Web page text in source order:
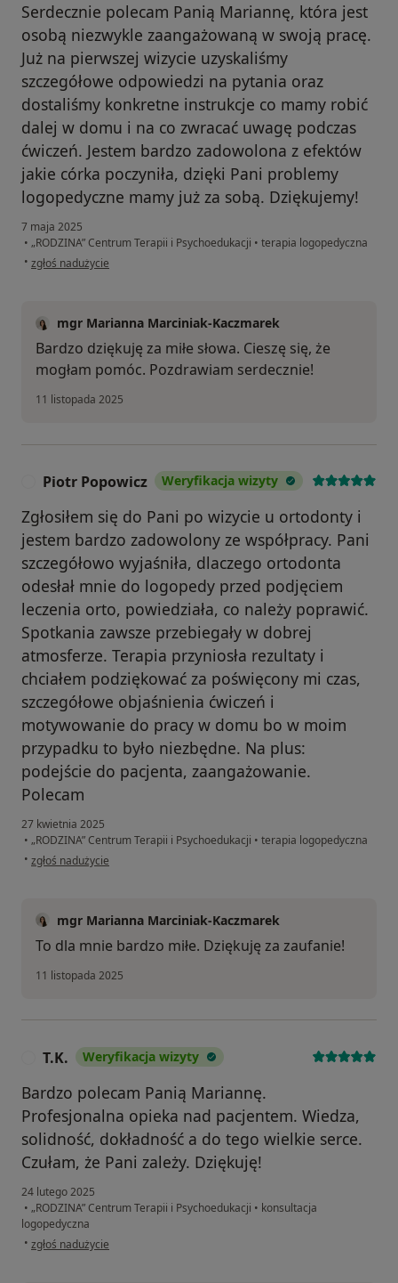
Serdecznie polecam Panią Mariannę, która jest
osobą niezwykle zaangażowaną w swoją pracę.
Już na pierwszej wizycie uzyskaliśmy
szczegółowe odpowiedzi na pytania oraz
dostaliśmy konkretne instrukcje co mamy robić
dalej w domu i na co zwracać uwagę podczas
ćwiczeń. Jestem bardzo zadowolona z efektów
jakie córka poczyniła, dzięki Pani problemy
logopedyczne mamy już za sobą. Dziękujemy!
7 maja 2025
• „RODZINA” Centrum Terapii i Psychoedukacji • terapia logopedyczna
• w opinii użytkownika Lena
zgłoś nadużycie
mgr Marianna Marciniak-Kaczmarek
Bardzo dziękuję za miłe słowa. Cieszę się, że
mogłam pomóc. Pozdrawiam serdecznie!
11 listopada 2025
Piotr Popowicz Weryfikacja wizyty
Zgłosiłem się do Pani po wizycie u ortodonty i
jestem bardzo zadowolony ze współpracy. Pani
szczegółowo wyjaśniła, dlaczego ortodonta
odesłał mnie do logopedy przed podjęciem
leczenia orto, powiedziała, co należy poprawić.
Spotkania zawsze przebiegały w dobrej
atmosferze. Terapia przyniosła rezultaty i
chciałem podziękować za poświęcony mi czas,
szczegółowe objaśnienia ćwiczeń i
motywowanie do pracy w domu bo w moim
przypadku to było niezbędne. Na plus:
podejście do pacjenta, zaangażowanie.
Polecam
27 kwietnia 2025
• „RODZINA” Centrum Terapii i Psychoedukacji • terapia logopedyczna
• w opinii użytkownika Piotr Popowicz
zgłoś nadużycie
mgr Marianna Marciniak-Kaczmarek
To dla mnie bardzo miłe. Dziękuję za zaufanie!
11 listopada 2025
T.K. Weryfikacja wizyty
Bardzo polecam Panią Mariannę.
Profesjonalna opieka nad pacjentem. Wiedza,
solidność, dokładność a do tego wielkie serce.
Czułam, że Pani zależy. Dziękuję!
24 lutego 2025
• „RODZINA” Centrum Terapii i Psychoedukacji • konsultacja
logopedyczna
• w opinii użytkownika T.K.
zgłoś nadużycie